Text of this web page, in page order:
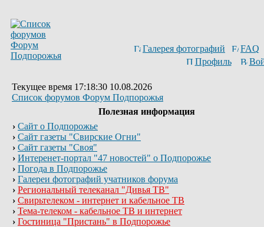
Галерея фотографий
FAQ
Профиль
Текущее время 17:18:30 10.08.2026
Список форумов Форум Подпорожья
Полезная информация
› Сайт о Подпорожье
› Сайт газеты "Свирские Огни"
› Сайт газеты "Своя"
› Интеренет-портал "47 новостей" о Подпорожье
› Погода в Подпорожье
› Галереи фотографий учатников форума
› Региональный телеканал "Дивья ТВ"
› Свирьтелеком - интернет и кабельное ТВ
› Тема-телеком - кабельное ТВ и интернет
› Гостиница "Пристань" в Подпорожье